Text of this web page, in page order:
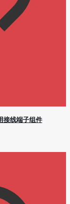
接线端子组件